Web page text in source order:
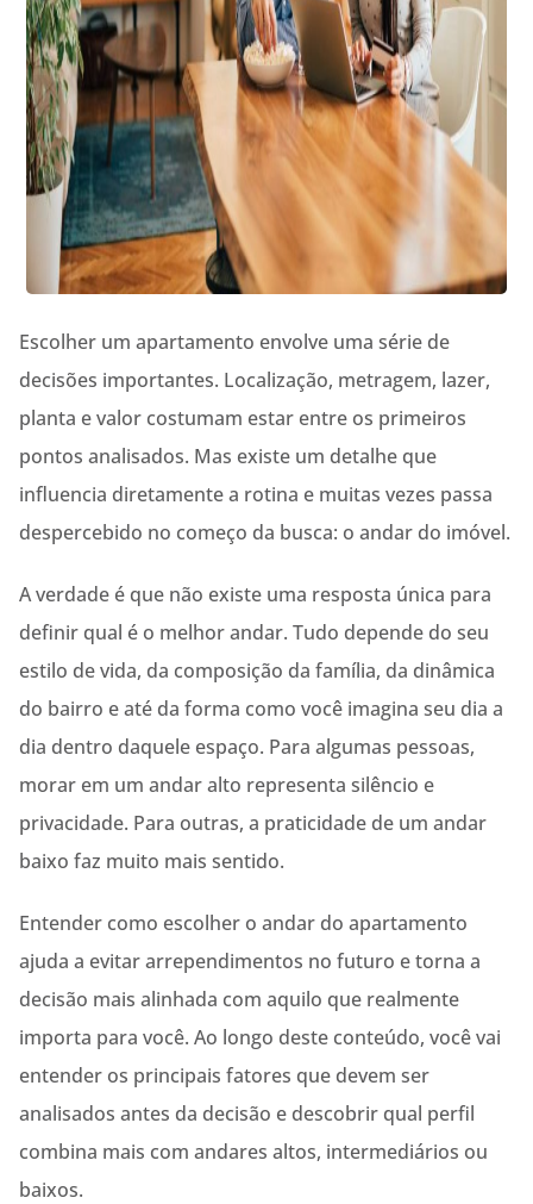
Escolher um apartamento envolve uma série de
decisões importantes. Localização, metragem, lazer,
planta e valor costumam estar entre os primeiros
pontos analisados. Mas existe um detalhe que
influencia diretamente a rotina e muitas vezes passa
despercebido no começo da busca: o andar do imóvel.
A verdade é que não existe uma resposta única para
definir qual é o melhor andar. Tudo depende do seu
estilo de vida, da composição da família, da dinâmica
do bairro e até da forma como você imagina seu dia a
dia dentro daquele espaço. Para algumas pessoas,
morar em um andar alto representa silêncio e
privacidade. Para outras, a praticidade de um andar
baixo faz muito mais sentido.
Entender como escolher o andar do apartamento
ajuda a evitar arrependimentos no futuro e torna a
decisão mais alinhada com aquilo que realmente
importa para você. Ao longo deste conteúdo, você vai
entender os principais fatores que devem ser
analisados antes da decisão e descobrir qual perfil
combina mais com andares altos, intermediários ou
baixos.